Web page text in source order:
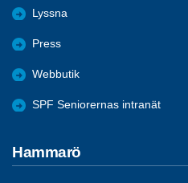
Lyssna
Press
Webbutik
SPF Seniorernas intranät
Hammarö